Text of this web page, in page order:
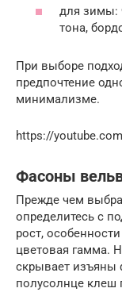
для зимы:
тона,
При выборе
предпочтение
минимализме.
https://
Фасоны
Прежде чем
определитесь с
рост,
цветовая гамма.
скрывает
полусолнце клеш